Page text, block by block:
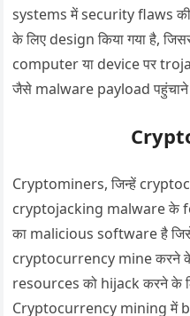
systems में security flaws की
के लिए design किया गया है,
computer या device पर
जैसे malware payload पहुंचाने
Cryptominers, जिन्हें
cryptojacking malware के
का malicious software है
cryptocurrency mine करने
resources को hijack करने के
Cryptocurrency mining में